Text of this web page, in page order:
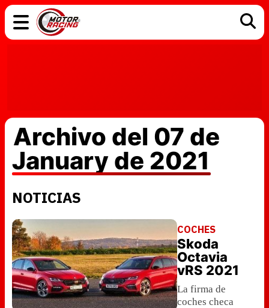
Archivo del 07 de
January de 2021
NOTICIAS
COCHES
Skoda
Octavia
vRS 2021
La firma de
coches checa